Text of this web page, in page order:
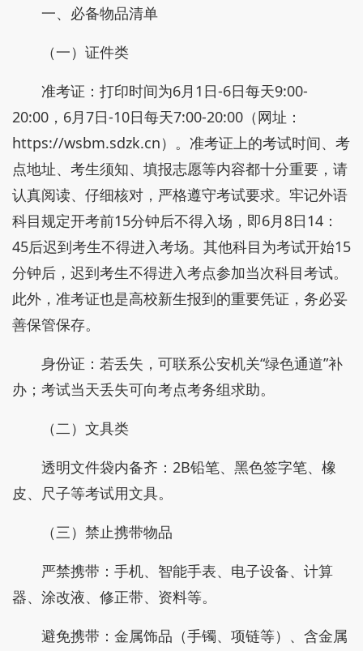
一、必备物品清单
（一）证件类
准考证：打印时间为6月1日-6日每天9:00-
20:00，6月7日-10日每天7:00-20:00（网址：
https://wsbm.sdzk.cn）。准考证上的考试时间、考
点地址、考生须知、填报志愿等内容都十分重要，请
认真阅读、仔细核对，严格遵守考试要求。牢记外语
科目规定开考前15分钟后不得入场，即6月8日14：
45后迟到考生不得进入考场。其他科目为考试开始15
分钟后，迟到考生不得进入考点参加当次科目考试。
此外，准考证也是高校新生报到的重要凭证，务必妥
善保管保存。
身份证：若丢失，可联系公安机关“绿色通道”补
办；考试当天丢失可向考点考务组求助。
（二）文具类
透明文件袋内备齐：2B铅笔、黑色签字笔、橡
皮、尺子等考试用文具。
（三）禁止携带物品
严禁携带：手机、智能手表、电子设备、计算
器、涂改液、修正带、资料等。
避免携带：金属饰品（手镯、项链等）、含金属